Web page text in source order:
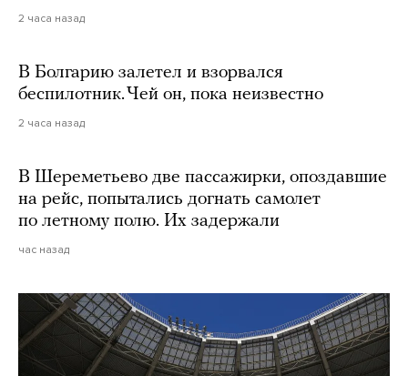
2 часа назад
В Болгарию залетел и взорвался
беспилотник. Чей он, пока неизвестно
2 часа назад
В Шереметьево две пассажирки, опоздавшие
на рейс, попытались догнать самолет
по летному полю. Их задержали
час назад